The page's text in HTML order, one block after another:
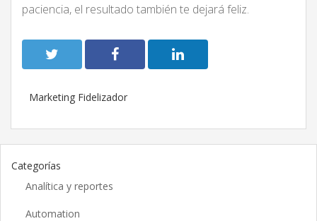
paciencia, el resultado también te dejará feliz.
Marketing Fidelizador
Categorías
Analítica y reportes
Automation